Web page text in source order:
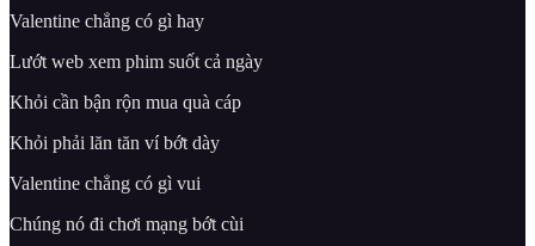
Valentine chẳng có gì hay
Lướt web xem phim suốt cả ngày
Khỏi cần bận rộn mua quà cáp
Khỏi phải lăn tăn ví bớt dày
Valentine chẳng có gì vui
Chúng nó đi chơi mạng bớt cùi